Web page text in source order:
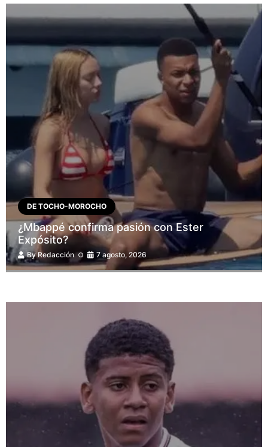
DE TOCHO-MOROCHO
¿Mbappé confirma pasión con Ester
Expósito?
ByRedacción 7 agosto, 2026